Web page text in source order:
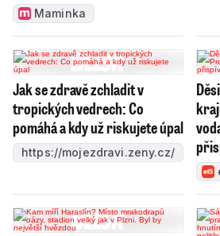
Maminka
Jak se zdravě zchladit v
tropických vedrech: Co
pomáhá a kdy už riskujete úpal
https://mojezdravi.zeny.cz/